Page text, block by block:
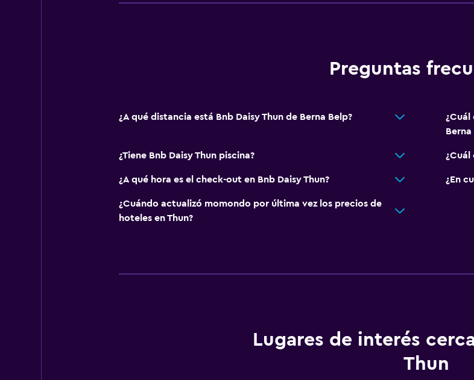
Preguntas
¿A qué distancia está Bnb Daisy Thun de Berna Belp?
¿Cuál
Berna
¿Tiene Bnb Daisy Thun piscina? ¿Cuál
¿A qué hora es el check-out en Bnb Daisy Thun? ¿En
¿Cuándo actualizó momondo por última vez los precios de
hoteles en Thun?
Lugares de interés
Thun